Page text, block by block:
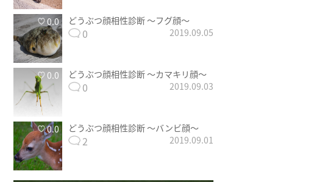
0.0 どうぶつ顔相性診断 〜フグ顔〜
0 2019.09.05
0.0 どうぶつ顔相性診断 〜カマキリ顔〜
0 2019.09.03
0.0 どうぶつ顔相性診断 〜バンビ顔〜
2 2019.09.01